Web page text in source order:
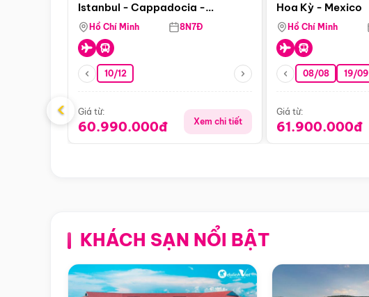
Istanbul - Cappadocia -
Pamukkale
Hồ Chí Minh 8N7Đ
10/12
Giá từ:
60.990.000đ Xem chi tiết
Hoa Kỳ - Mexico
Hồ Chí Minh
08/08 19/09
Giá từ:
61.900.000đ
‹
KHÁCH SẠN NỔI BẬT